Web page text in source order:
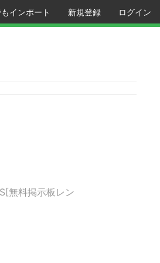
インポート 新規登録 ログイン
無料掲示板レン